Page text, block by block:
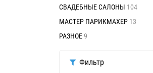
СВАДЕБНЫЕ САЛОНЫ 104
МАСТЕР ПАРИКМАХЕР 13
РАЗНОЕ9
Фильтр